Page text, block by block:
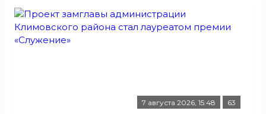
7 августа 2026, 15:48 63